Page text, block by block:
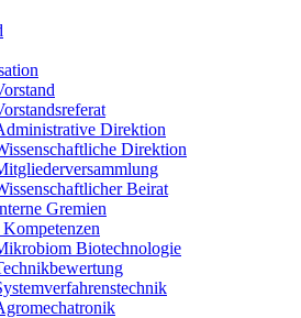
Direktion
Direktion
Beirat
Gremien
Biotechnologie